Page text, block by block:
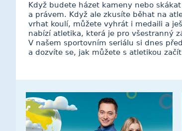
Když budete házet kameny nebo
a právem. Když ale zkusíte běhat na
vrhat koulí, můžete vyhrát i medaili a
nabízí atletika, která je pro všestranný
V našem sportovním seriálu si dnes
a dozvíte se, jak můžete s atletikou